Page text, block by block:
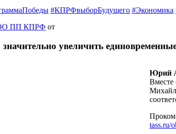
#КПРФвыборБудущего #Экономика
ПП КПРФ от
увеличить
Юрий
tass.ru/